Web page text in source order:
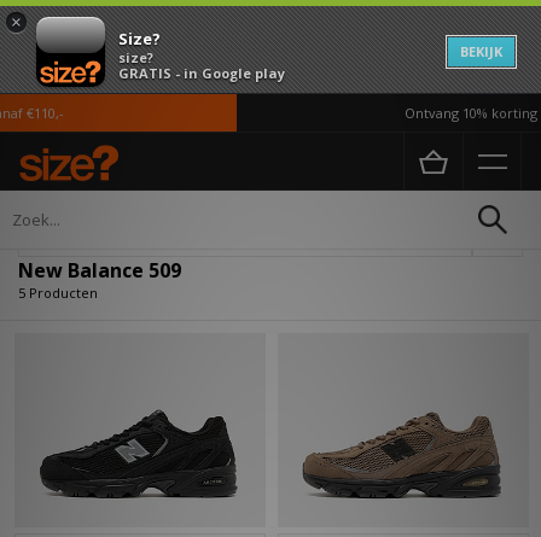
×
Size?
size?
GRATIS - in Google play
BEKIJK
€110,- Ontvang 10% korting
Home New Balance 509
New Balance 509
5 Producten